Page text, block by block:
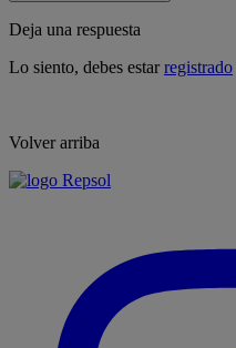
Deja una respuesta
Lo siento, debes estarregistrado
Volver arriba